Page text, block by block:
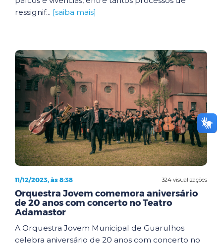
ressignif... [saiba mais]
324 visualizações
11/12/2023, às 8:38
Orquestra Jovem comemora aniversário
de 20 anos com concerto no Teatro
Adamastor
A Orquestra Jovem Municipal de Guarulhos
celebra aniversário de 20 anos com concerto no